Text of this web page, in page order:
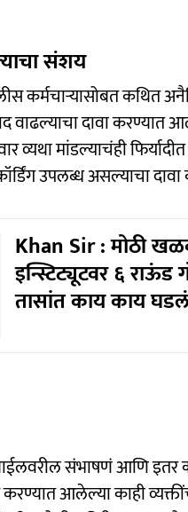
संशय
कर्मचाऱ्यासोबत कथित
वाढल्याचा दावा करण्यात
व्यथा मांडल्याचंही
उपलब्ध असल्याचा
Khan Sir : मोठी
इन्स्टिट्यूटवर ६ राऊंड
तासांत काय काय
संभाषणं आणि इतर
आलेल्या काही